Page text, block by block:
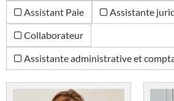
Assistant Paie
Assistante
Collaborateur
Assistante administrative et